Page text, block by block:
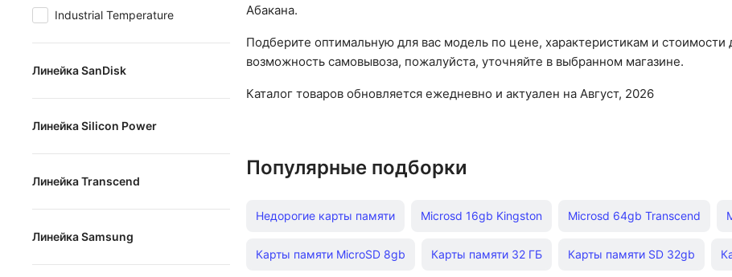
Industrial Temperature
Линейка SanDisk
Extreme
Extreme Pro
Extreme Plus
Ultra
Линейка Silicon Power
Superior
Superior Pro
Elite
High Endurance
Линейка Transcend
300S
500S
JetDrive Lite
Линейка Samsung
EVO
Абакана.
Подберите оптимальную для вас модель по цене, характеристикам и
возможность самовывоза, пожалуйста, уточняйте в выбранном магазине.
Каталог товаров обновляется ежедневно и актуален на Август, 2026
Популярные подборки
Недорогие карты памяти Microsd 16gb Kingston Microsd 64gb Transcend
Карты памяти MicroSD 8gb Карты памяти 32 ГБ Карты памяти SD 32gb